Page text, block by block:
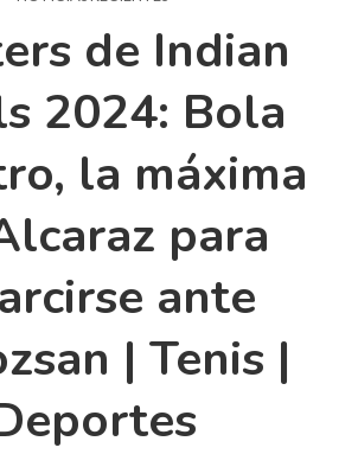
de Indian
2024: Bola
la máxima
para
ante
| Tenis |